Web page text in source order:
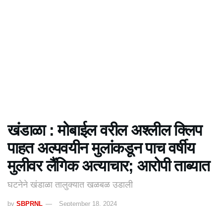
खंडाळा : मोबाईल वरील अश्लील क्लिप
पाहत अल्पवयीन मुलांकडून पाच वर्षीय
मुलीवर लैंगिक अत्याचार; आरोपी ताब्यात
घटनेने खंडाळा तालुक्यात खळबळ उडाली
by SBPRNL September 18, 2024